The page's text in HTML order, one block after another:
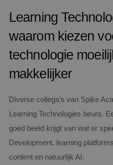
Learning
waarom kiezen
technologie
makkelijker
Diverse collega’s van Spike
Learning Technologies beurs.
goed beeld krijgt van wat er
Development, learning
content en natuurlijk AI.